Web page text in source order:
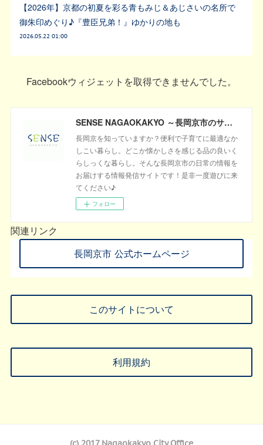
【2026年】京都の初夏を彩る青もみじ＆あじさいの名所で
御朱印めぐり♪『豊臣兄弟！』ゆかりの地も
2026.05.22 01:00
Facebookウィジェットを取得できませんでした。
SENSE NAGAOKAKYO ～長岡京市のサブサイト～
長岡京を知っていますか？便利で子育てに最適なか
しこい暮らし。どこか懐かしさを感じる品の良いく
らしっくな暮らし。そんな長岡京市の日常の情報を
お届けする情報発信サイトです！是非一度遊びに来
てください♪
フォロー
関連リンク
長岡京市 公式ホームページ
このサイトについて
利用規約